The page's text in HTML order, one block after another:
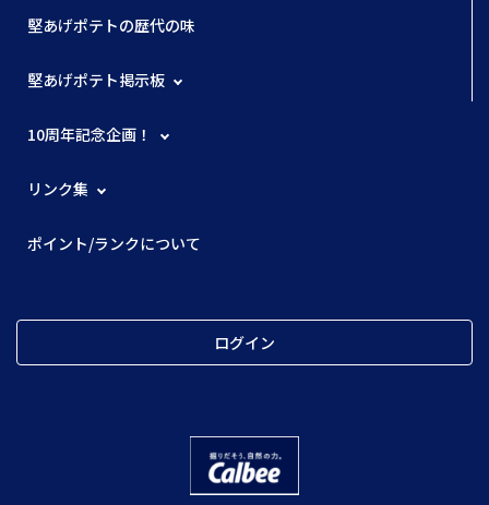
堅あげポテトの歴代の味
堅あげポテト掲示板
10周年記念企画！
リンク集
ポイント/ランクについて
ログイン